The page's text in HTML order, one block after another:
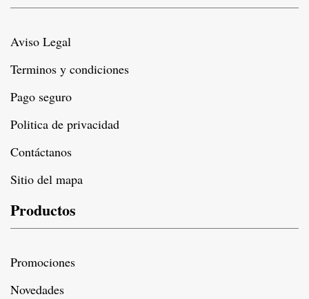
Aviso Legal
Terminos y condiciones
Pago seguro
Politica de privacidad
Contáctanos
Sitio del mapa
Productos
Promociones
Novedades